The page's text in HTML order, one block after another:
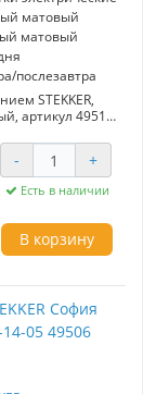
матовый
матовый
послезавтра
STEKKER,
артикул 49510.
в
обеспечивает
матовом
в любой
- +
Есть в наличии
В корзину
София
05 49506